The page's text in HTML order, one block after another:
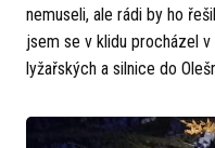
nemuseli, ale rádi by ho
jsem se v klidu procházel
lyžařských a silnice do